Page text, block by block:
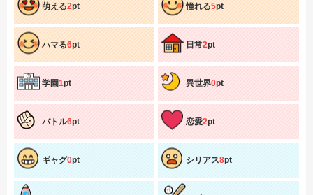
萌える2pt 憧れる5pt
ハマる6pt 日常2pt
学園1pt 異世界0pt
バトル6pt 恋愛2pt
ギャグ0pt シリアス8pt